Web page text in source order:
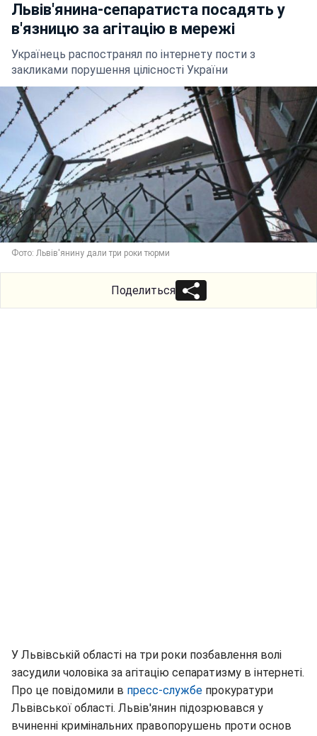
Львів'янина-сепаратиста посадять у
в'язницю за агітацію в мережі
Українець распостранял по інтернету пости з
закликами порушення цілісності України
Фото: Львів'янину дали три роки тюрми
Поделиться
У Львівській області на три роки позбавлення волі
засудили чоловіка за агітацію сепаратизму в інтернеті.
Про це повідомили в пресс-службе прокуратури
Львівської області. Львів'янин підозрювався у
вчиненні кримінальних правопорушень проти основ